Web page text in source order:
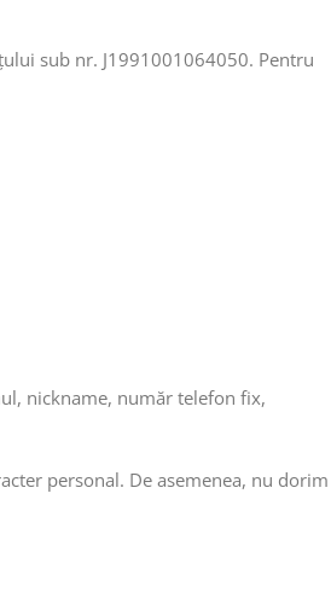
sub nr. J1991001064050. Pentru
nickname, număr telefon fix,
personal. De asemenea, nu dorim